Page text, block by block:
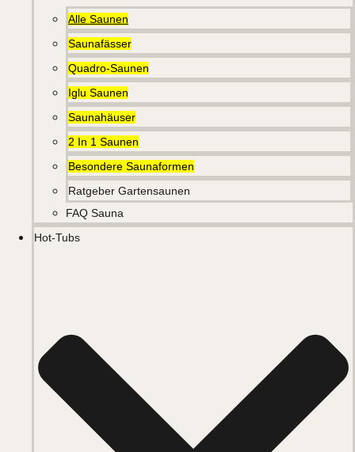
Alle Saunen
Saunafässer
Quadro-Saunen
Iglu Saunen
Saunahäuser
2 In 1 Saunen
Besondere Saunaformen
Ratgeber Gartensaunen
FAQ Sauna
Hot-Tubs